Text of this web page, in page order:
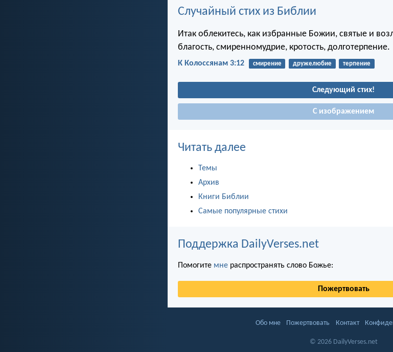
Случайный стих из Библии
Итак облекитесь, как избранные Божии, святые и
благость, смиренномудрие, кротость, долготерпение.
К Колоссянам 3:12 смирение дружелюбие терпение
Следующий стих!
С изображением
Читать далее
Темы
Архив
Книги Библии
Самые популярные стихи
Поддержка DailyVerses.net
Помогите мне распространять слово Божье:
Пожертвовать
Обо мне Пожертвовать Контакт
© 2026 DailyVerses.net